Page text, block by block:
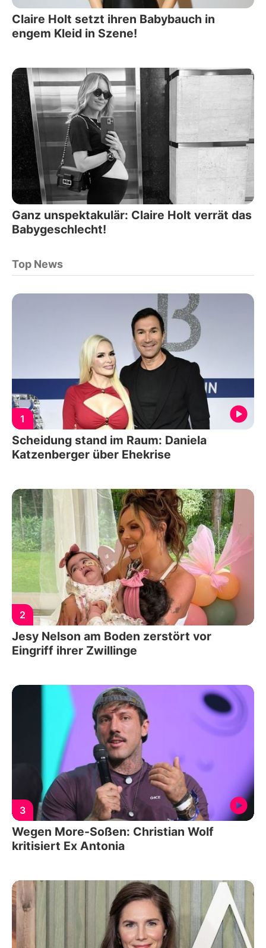
Claire Holt setzt ihren Babybauch in
engem Kleid in Szene!
Ganz unspektakulär: Claire Holt verrät das
Babygeschlecht!
Top News
1
Scheidung stand im Raum: Daniela
Katzenberger über Ehekrise
2
Jesy Nelson am Boden zerstört vor
Eingriff ihrer Zwillinge
3
Wegen More-Soßen: Christian Wolf
kritisiert Ex Antonia